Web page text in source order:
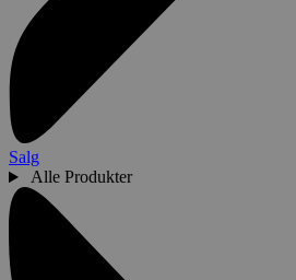
Salg
Alle Produkter